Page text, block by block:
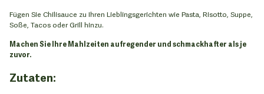
Fügen Sie Chilisauce zu Ihren Lieblingsgerichten wie Pasta, Risotto, Suppe,
Soße, Tacos oder Grill hinzu.
Machen Sie Ihre Mahlzeiten aufregender und schmackhafter als je
zuvor.
Zutaten: